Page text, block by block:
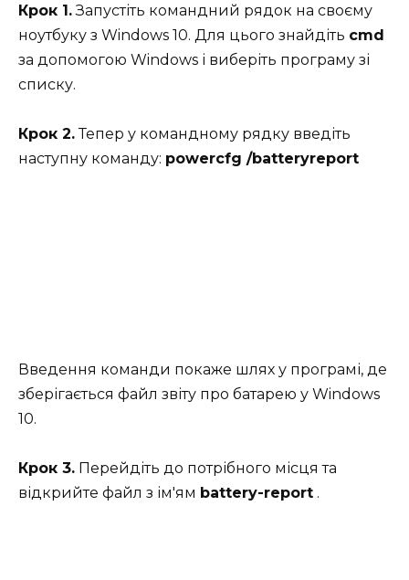
Крок 1.Запустіть командний рядок на своєму
ноутбуку з Windows 10. Для цього знайдіть cmd
за допомогою Windows і виберіть програму зі
списку.
Крок 2.Тепер у командному рядку введіть
наступну команду: powercfg /batteryreport
Введення команди покаже шлях у програмі, де
зберігається файл звіту про батарею у Windows
10.
Крок 3. Перейдіть до потрібного місця та
відкрийте файл з ім'ям battery-report .